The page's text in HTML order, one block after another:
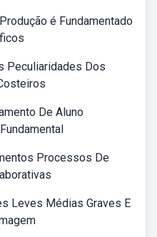
é Fundamentado
Peculiaridades Dos
De Aluno
Processos De
Leves Médias Graves E